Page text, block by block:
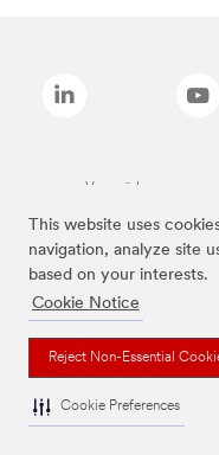
This website uses
navigation, analyze site
based on your interests.
Cookie Notice
Reject Non-Essential
Cookie Preferences
Varumärken som